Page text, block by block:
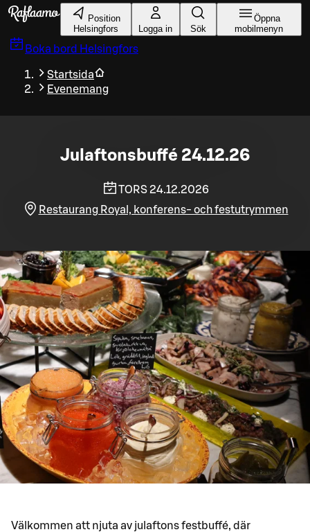
Gå till huvudinnehållet
Position
Helsingfors
Logga in Sök
Öppna
mobilmenyn
Boka bord Helsingfors
Startsida
Evenemang
Julaftonsbuffé 24.12.26
TORS 24.12.2026
Restaurang Royal, konferens- och festutrymmen
Välkommen att njuta av julaftons festbuffé, där